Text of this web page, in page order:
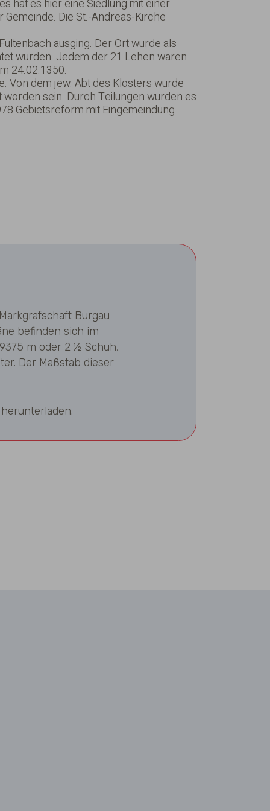
hat es hier eine Siedlung mit einer
Die St.-Andreas-Kirche
ausging. Der Ort wurde als
wurden. Jedem der 21 Lehen waren
24.02.1350.
Von dem jew. Abt des Klosters wurde
sein. Durch Teilungen wurden es
Gebietsreform mit Eingemeindung
Burgau
befinden sich im
m oder 2 ½ Schuh,
Der Maßstab dieser